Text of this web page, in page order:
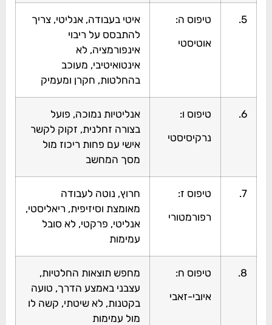
טיפוס ה:
אוטיסטי
איטי בעבודה, אנליטי, צריך
להתבסס על ריבוי
אינפורמציה, לא
אינטואיטיבי, מעוכב
בהחלטות, חקרן ומעמיק
טיפוס ו:
נרקיסיסטי
אנליטיות נמוכה, פועל
בצורה זחלנית, זקוק לקשר
אישי עם פחות ריכוז מול
מסך המחשב
טיפוס ז:
רפורמטורי
חרוץ, נוטה לעבודה
מאומצת וסיזיפית, ריאליסטי,
אנליטי, פרקטי, לא סובל
עמימות
טיפוס ח:
איובי-זאבי
מחפש תוצאות החלטיות,
עצבני באמצע הדרך, טועה
בקטנות, לא שיטתי, קשה לו
מול עמימות